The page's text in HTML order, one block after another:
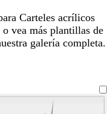
Carteles acrílicos
vea más plantillas de
galería completa.